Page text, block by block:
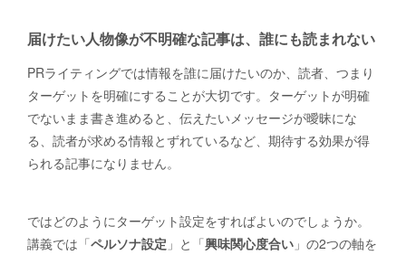
届けたい人物像が不明確な記事は、誰にも読まれない
PRライティングでは情報を誰に届けたいのか、読者、つまり
ターゲットを明確にすることが大切です。ターゲットが明確
でないまま書き進めると、伝えたいメッセージが曖昧にな
る、読者が求める情報とずれているなど、期待する効果が得
られる記事になりません。
ではどのようにターゲット設定をすればよいのでしょうか。
講義では「ペルソナ設定 」と「興味関心度合い 」の2つの軸を